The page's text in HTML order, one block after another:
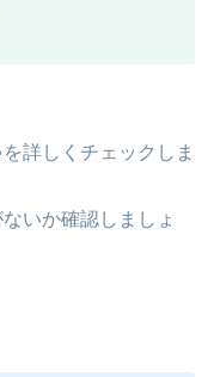
詳しくチェックしま
いか確認しましょ